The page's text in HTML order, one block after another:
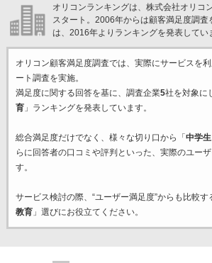
オリコンランキングは、株式会社オリコ
スタート。2006年からは顧客満足度調査
は、2016年よりランキングを発表してい
オリコン顧客満足度調査では、実際にサービスを
ート調査を実施。
満足度に関する回答を基に、調査企業5社を対象に
育」ランキングを発表しています。
総合満足度だけでなく、様々な切り口から「 中学
らに回答者の口コミや評判といった、実際のユー
す。
サービス検討の際、“ユーザー満足度”からも比較す
教育」選びにお役立てください。